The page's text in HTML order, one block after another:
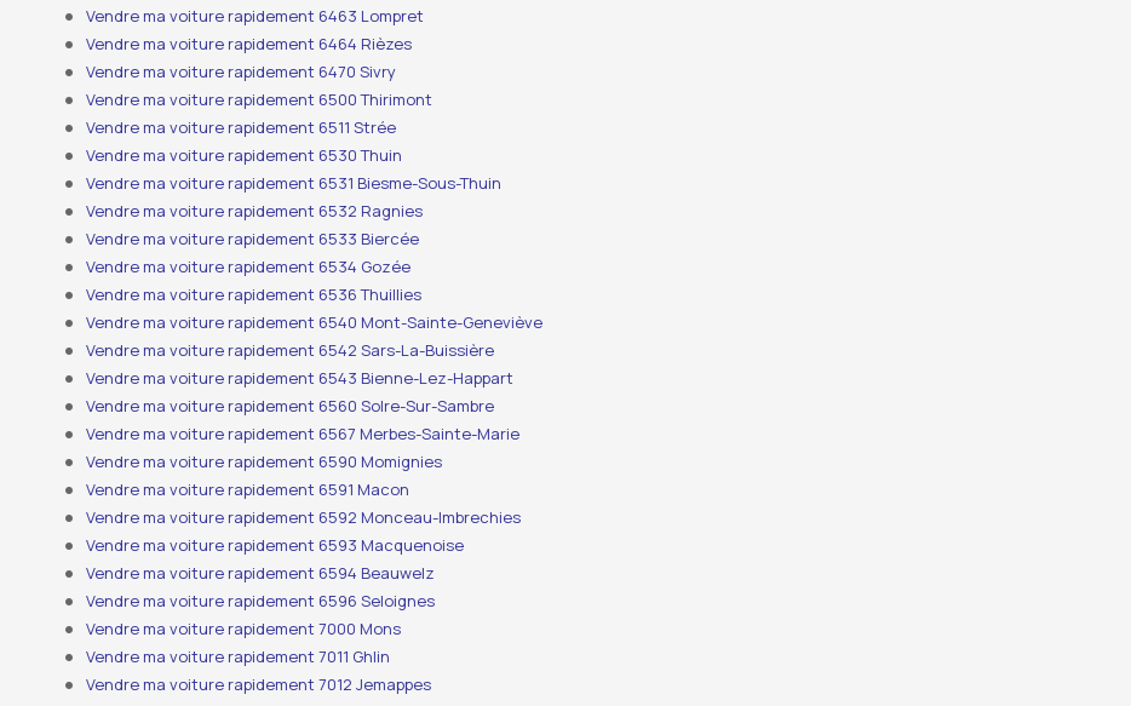
Vendre ma voiture rapidement 6463 Lompret
Vendre ma voiture rapidement 6464 Rièzes
Vendre ma voiture rapidement 6470 Sivry
Vendre ma voiture rapidement 6500 Thirimont
Vendre ma voiture rapidement 6511 Strée
Vendre ma voiture rapidement 6530 Thuin
Vendre ma voiture rapidement 6531 Biesme-Sous-Thuin
Vendre ma voiture rapidement 6532 Ragnies
Vendre ma voiture rapidement 6533 Biercée
Vendre ma voiture rapidement 6534 Gozée
Vendre ma voiture rapidement 6536 Thuillies
Vendre ma voiture rapidement 6540 Mont-Sainte-Geneviève
Vendre ma voiture rapidement 6542 Sars-La-Buissière
Vendre ma voiture rapidement 6543 Bienne-Lez-Happart
Vendre ma voiture rapidement 6560 Solre-Sur-Sambre
Vendre ma voiture rapidement 6567 Merbes-Sainte-Marie
Vendre ma voiture rapidement 6590 Momignies
Vendre ma voiture rapidement 6591 Macon
Vendre ma voiture rapidement 6592 Monceau-Imbrechies
Vendre ma voiture rapidement 6593 Macquenoise
Vendre ma voiture rapidement 6594 Beauwelz
Vendre ma voiture rapidement 6596 Seloignes
Vendre ma voiture rapidement 7000 Mons
Vendre ma voiture rapidement 7011 Ghlin
Vendre ma voiture rapidement 7012 Jemappes